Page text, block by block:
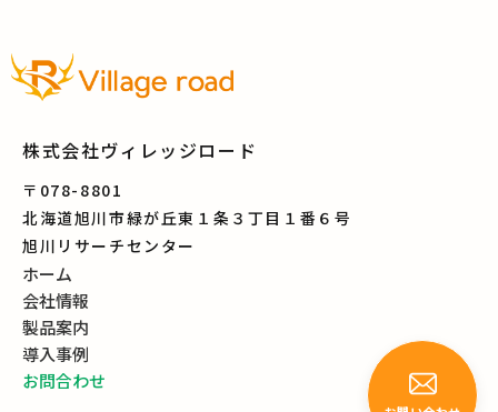
株式会社ヴィレッジロード
〒078-8801
北海道旭川市緑が丘東１条３丁目１番６号
旭川リサーチセンター
ホーム
会社情報
製品案内
導入事例
お問合わせ